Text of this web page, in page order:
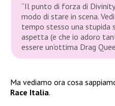
“Il punto di forza di
modo di stare in scena.
tempo stesso una stupida
aspetta (e che io adoro
essere un’ottima Drag
Ma vediamo ora cosa
Race Italia.